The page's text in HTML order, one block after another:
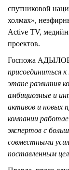
спутниковой
холмах»,
Active TV,
проектов.
Госпожа
присоединиться
этапе развития
амбициозные и
активов и новых
компании
экспертов с
совместными
поставленным